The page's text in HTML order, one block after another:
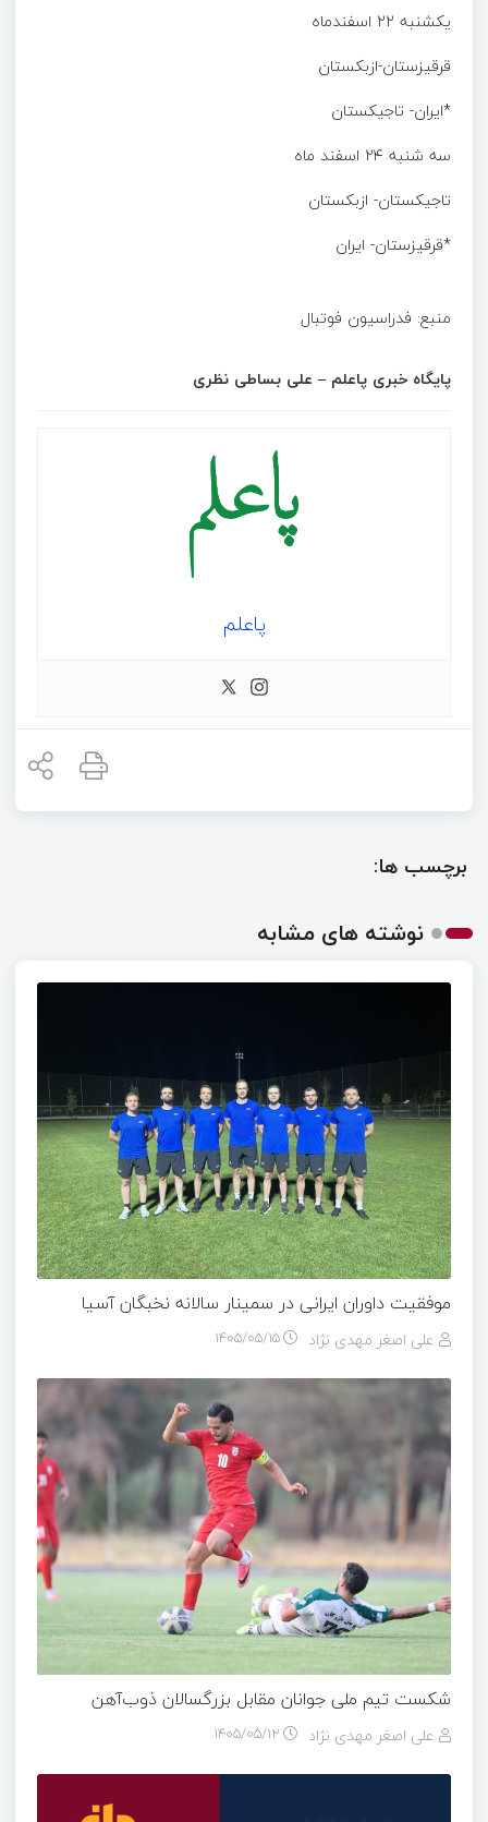
یکشنبه ۲۲ اسفندماه
قرقیزستان-ازبکستان
*ایران- تاجیکستان
سه شنبه ۲۴ اسفند ماه
تاجیکستان- ازبکستان
*قرقیزستان- ایران
منبع: فدراسیون فوتبال
پایگاه خبری پاعلم – علی بساطی نظری
پاعلم
برچسب ها:
نوشته های مشابه
موفقیت داوران ایرانی در سمینار سالانه نخبگان آسیا
علی اصغر مهدی نژاد ۱۴۰۵/۰۵/۱۵
شکست تیم ملی جوانان مقابل بزرگسالان ذوب‌آهن
علی اصغر مهدی نژاد ۱۴۰۵/۰۵/۱۲